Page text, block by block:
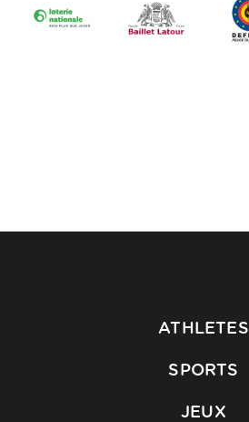
ATHLETES
SPORTS
JEUX